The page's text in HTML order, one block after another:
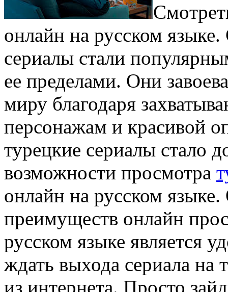
онлайн на русском
сериалы стали
ее пределами. Они
миру благодаря
персонажам и красивой
турецкие сериалы стало
возможности просмотра
онлайн на русском
преимуществ онлайн
русском языке является
ждать выхода сериала на
из интернета. Просто